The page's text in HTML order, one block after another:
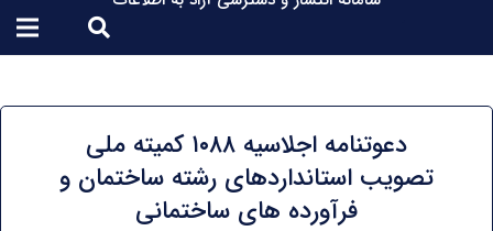
دعوتنامه اجلاسیه ۱۰۸۸ کمیته ملی
تصویب استانداردهای رشته ساختمان و
فرآورده های ساختمانی